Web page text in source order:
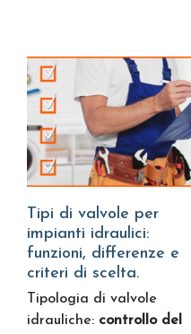
Tipi di valvole per
impianti idraulici:
funzioni, differenze e
criteri di scelta.
Tipologia di valvole
idrauliche: controllo del